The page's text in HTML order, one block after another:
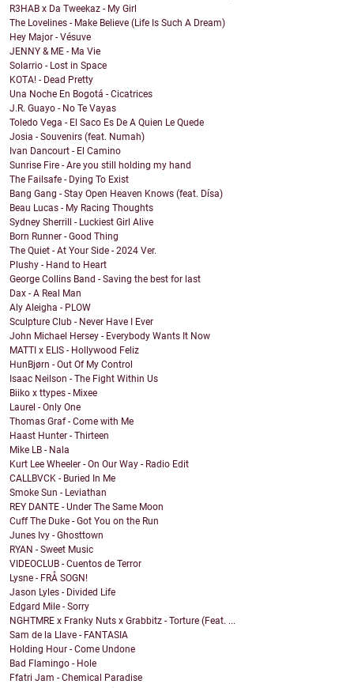
R3HAB x Da Tweekaz - My Girl
The Lovelines - Make Believe (Life Is Such A Dream)
Hey Major - Vésuve
JENNY & ME - Ma Vie
Solarrio - Lost in Space
KOTA! - Dead Pretty
Una Noche En Bogotá - Cicatrices
J.R. Guayo - No Te Vayas
Toledo Vega - El Saco Es De A Quien Le Quede
Josia - Souvenirs (feat. Numah)
Ivan Dancourt - El Camino
Sunrise Fire - Are you still holding my hand
The Failsafe - Dying To Exist
Bang Gang - Stay Open Heaven Knows (feat. Dísa)
Beau Lucas - My Racing Thoughts
Sydney Sherrill - Luckiest Girl Alive
Born Runner - Good Thing
The Quiet - At Your Side - 2024 Ver.
Plushy - Hand to Heart
George Collins Band - Saving the best for last
Dax - A Real Man
Aly Aleigha - PLOW
Sculpture Club - Never Have I Ever
John Michael Hersey - Everybody Wants It Now
MATTI x ELIS - Hollywood Feliz
HunBjørn - Out Of My Control
Isaac Neilson - The Fight Within Us
Biiko x ttypes - Mixee
Laurel - Only One
Thomas Graf - Come with Me
Haast Hunter - Thirteen
Mike LB - Nala
Kurt Lee Wheeler - On Our Way - Radio Edit
CALLBVCK - Buried In Me
Smoke Sun - Leviathan
REY DANTE - Under The Same Moon
Cuff The Duke - Got You on the Run
Junes Ivy - Ghosttown
RYAN - Sweet Music
VIDEOCLUB - Cuentos de Terror
Lysne - FRÅ SOGN!
Jason Lyles - Divided Life
Edgard Mile - Sorry
NGHTMRE x Franky Nuts x Grabbitz - Torture (Feat. ...
Sam de la Llave - FANTASIA
Holding Hour - Come Undone
Bad Flamingo - Hole
Ffatri Jam - Chemical Paradise